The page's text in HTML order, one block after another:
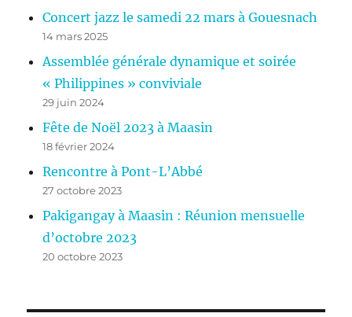
Concert jazz le samedi 22 mars à Gouesnach
14 mars 2025
Assemblée générale dynamique et soirée
« Philippines » conviviale
29 juin 2024
Fête de Noël 2023 à Maasin
18 février 2024
Rencontre à Pont-L’Abbé
27 octobre 2023
Pakigangay à Maasin : Réunion mensuelle
d’octobre 2023
20 octobre 2023